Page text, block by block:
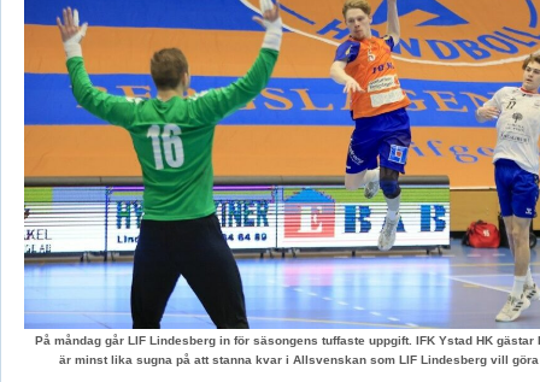
På måndag går LIF Lindesberg in för säsongens tuffaste uppgift. IFK Ystad HK
är minst lika sugna på att stanna kvar i Allsvenskan som LIF Lindesberg vill